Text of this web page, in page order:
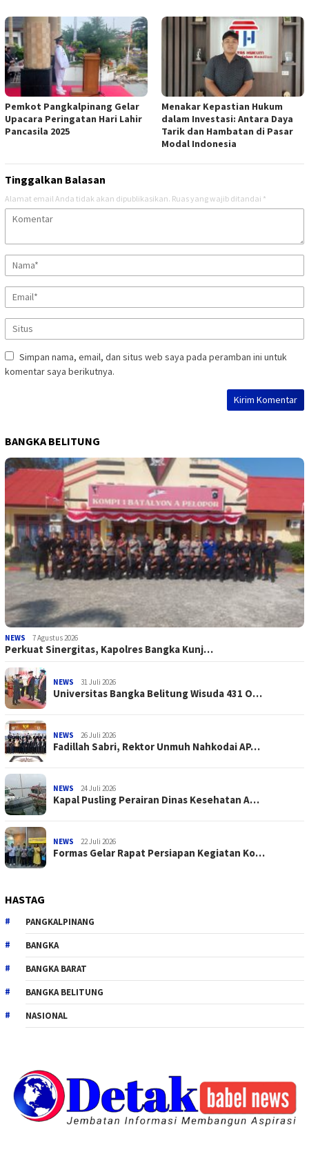
Pemkot Pangkalpinang Gelar
Upacara Peringatan Hari Lahir
Pancasila 2025
Menakar Kepastian Hukum
dalam Investasi: Antara Daya
Tarik dan Hambatan di Pasar
Modal Indonesia
Tinggalkan Balasan
Alamat email Anda tidak akan dipublikasikan. Ruas yang wajib ditandai *
Simpan nama, email, dan situs web saya pada peramban ini untuk
komentar saya berikutnya.
BANGKA BELITUNG
NEWS 7 Agustus 2026
Perkuat Sinergitas, Kapolres Bangka Kunj…
NEWS 31 Juli 2026
Universitas Bangka Belitung Wisuda 431 O…
NEWS 26 Juli 2026
Fadillah Sabri, Rektor Unmuh Nahkodai AP…
NEWS 24 Juli 2026
Kapal Pusling Perairan Dinas Kesehatan A…
NEWS 22 Juli 2026
Formas Gelar Rapat Persiapan Kegiatan Ko…
HASTAG
PANGKALPINANG
BANGKA
BANGKA BARAT
BANGKA BELITUNG
NASIONAL